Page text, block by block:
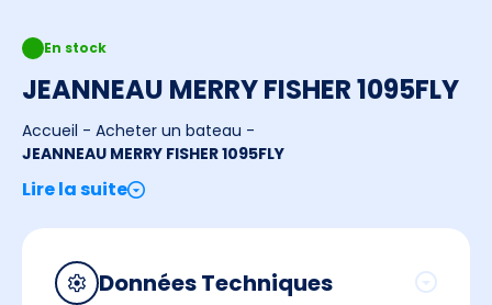
En stock
JEANNEAU MERRY FISHER 1095FLY
Accueil - Acheter un bateau -
JEANNEAU MERRY FISHER 1095FLY
Lire la suite
Données Techniques